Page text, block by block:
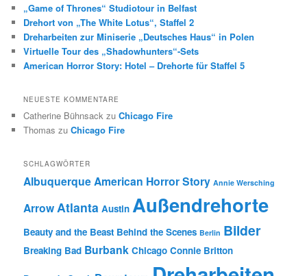
„Game of Thrones“ Studiotour in Belfast
Drehort von „The White Lotus“, Staffel 2
Dreharbeiten zur Miniserie „Deutsches Haus“ in Polen
Virtuelle Tour des „Shadowhunters“-Sets
American Horror Story: Hotel – Drehorte für Staffel 5
NEUESTE KOMMENTARE
Catherine Bühnsack zuChicago Fire
Thomas zuChicago Fire
SCHLAGWÖRTER
AlbuquerqueAmerican Horror Story Annie Wersching
ArrowAtlanta Austin Außendrehorte
Beauty and the Beast Behind the Scenes Berlin Bilder
Breaking Bad Burbank Chicago Connie Britton